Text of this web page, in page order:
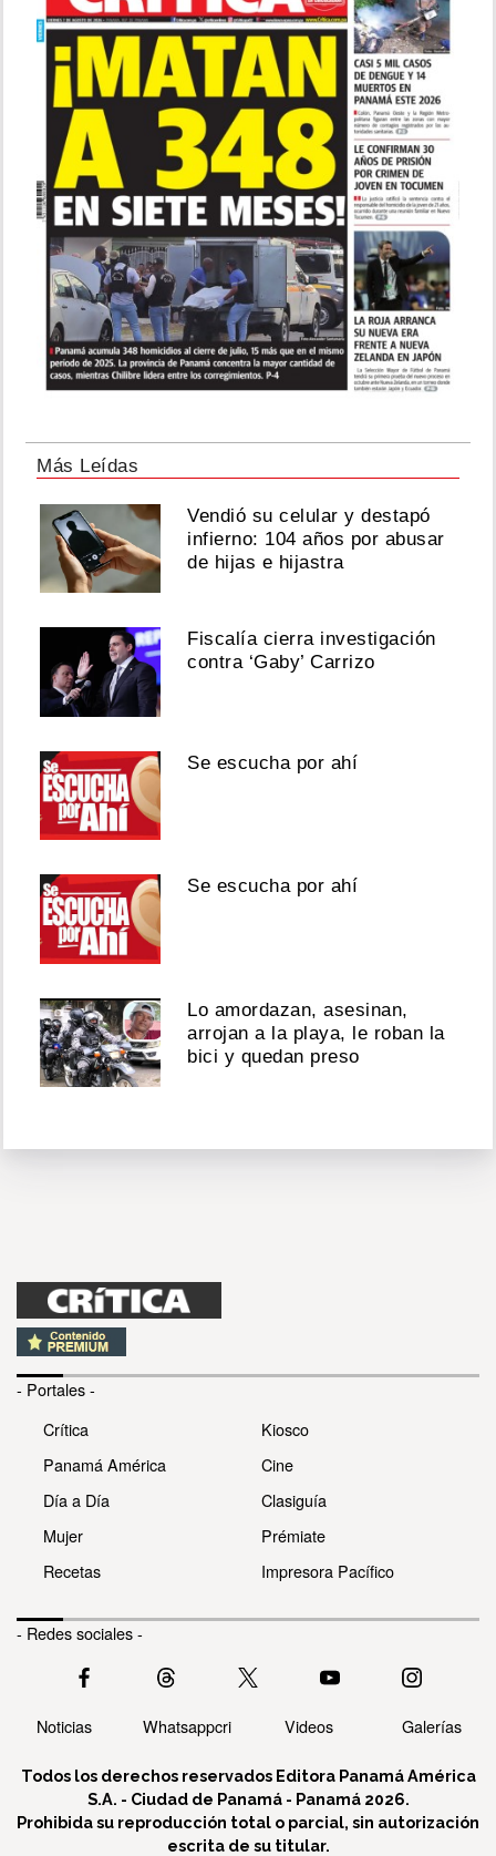
Más Leídas
Vendió su celular y destapó
infierno: 104 años por abusar
de hijas e hijastra
Fiscalía cierra investigación
contra ‘Gaby’ Carrizo
Se escucha por ahí
Se escucha por ahí
Lo amordazan, asesinan,
arrojan a la playa, le roban la
bici y quedan preso
- Portales -
Crítica
Panamá América
Día a Día
Mujer
Recetas
Kiosco
Cine
Clasiguía
Prémiate
Impresora Pacífico
- Redes sociales -
Noticias Whatsappcri Videos Galerías
Todos los derechos reservados Editora Panamá América
S.A. - Ciudad de Panamá - Panamá 2026.
Prohibida su reproducción total o parcial, sin autorización
escrita de su titular.